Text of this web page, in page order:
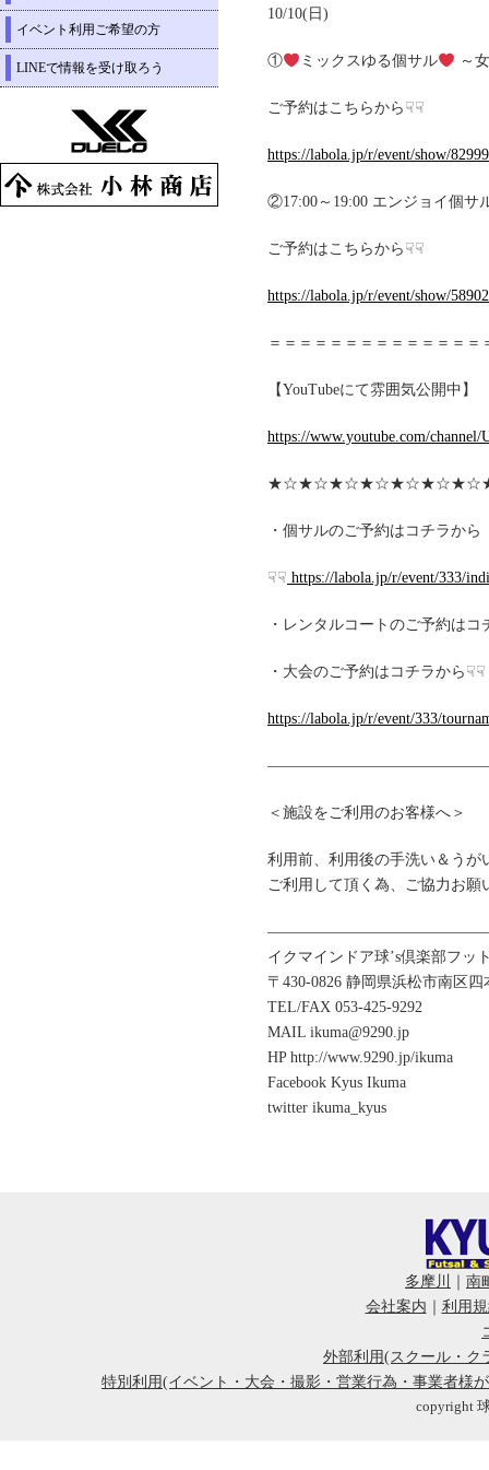
10/10(日)
① ミックスゆる個サル ～
ご予約はこちらから☟☟
https://labola.jp/r/event/show/
②17:00～19:00 エンジョイ個サ
ご予約はこちらから☟☟
https://labola.jp/r/event/show/
＝＝＝＝＝＝＝＝＝＝＝＝＝
【YouTubeにて雰囲気公開中】
https://www.youtube.com/
・個サルのご予約はコチラから
☟☟ https://labola.jp/r/event/333/
・レンタルコートのご予約はコ
・大会のご予約はコチラから☟☟
https://labola.jp/r/event/333/
＜施設をご利用のお客様へ＞
利用前、利用後の手洗い＆うが
ご利用して頂く為、ご協力お願
イクマインドア球’s倶楽部フッ
〒430-0826 静岡県浜松市南区四
TEL/FAX 053-425-9292
MAIL ikuma@9290.jp
HP http://www.9290.jp/ikuma
Facebook Kyus Ikuma
twitter ikuma_kyus
イベント利用ご希望の方
LINEで情報を受け取ろう
多摩川
南
会社案内
利用
外部利用(スクール・ク
特別利用(イベント・大会・撮影・営業行為・事業者様
copyright